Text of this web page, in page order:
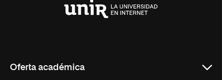
Oferta académica